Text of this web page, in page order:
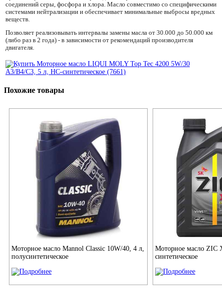
соединений серы, фосфора и хлора. Масло совместимо со специфическими
системами нейтрализации и обеспечивает минимальные выбросы вредных
веществ.
Позволяет реализовывать интервалы замены масла от 30.000 до 50.000 км
(либо раз в 2 года) - в зависимости от рекомендаций производителя
двигателя.
Похожие товары
Моторное масло Mannol Classic 10W/40, 4 л,
полусинтетическое
Моторное масло ZIC
синтетическое